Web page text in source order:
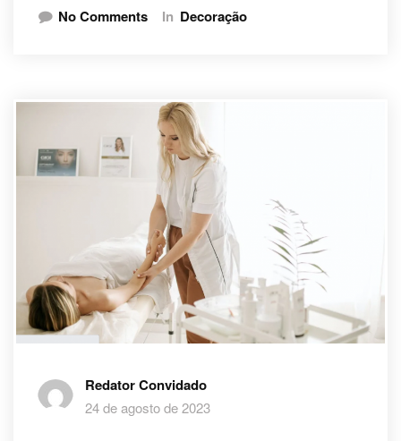
No Comments In Decoração
Redator Convidado
24 de agosto de 2023